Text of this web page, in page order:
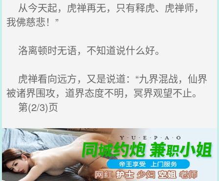
从今天起，虎禅再无，只有释虎、虎禅师，
我佛慈悲！”
洛离顿时无语，不知道说什么好。
虎禅看向远方，又是说道：“九界混战，仙界
被诸界围攻，道界态度不明，冥界观望不止。
第(2/3)页